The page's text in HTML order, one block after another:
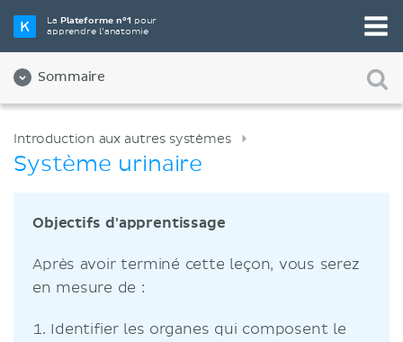
La Plateforme n°1 pour
apprendre l’anatomie
Sommaire
Introduction aux autres systèmes
Système urinaire
Objectifs d'apprentissage
Après avoir terminé cette leçon, vous serez
en mesure de :
Identifier les organes qui composent le